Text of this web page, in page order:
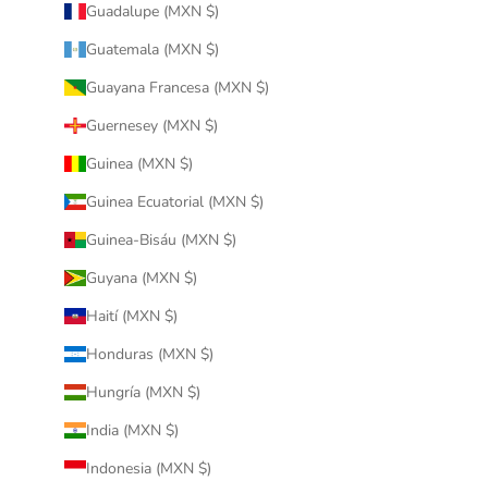
Guadalupe (MXN $)
Guatemala (MXN $)
Guayana Francesa (MXN $)
Guernesey (MXN $)
Guinea (MXN $)
Guinea Ecuatorial (MXN $)
Guinea-Bisáu (MXN $)
Guyana (MXN $)
Haití (MXN $)
Honduras (MXN $)
Hungría (MXN $)
India (MXN $)
Indonesia (MXN $)